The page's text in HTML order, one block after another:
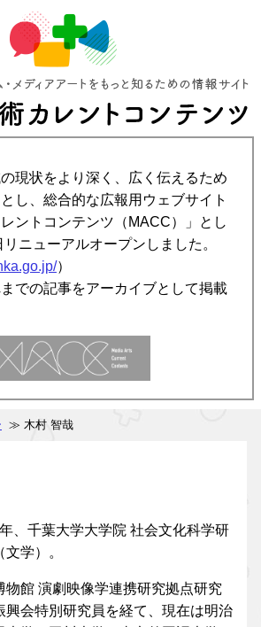
現状をより深く、広く伝えるため
し、総合的な広報用ウェブサイト
レントコンテンツ（MACC）」とし
ニューアルオープンしました。
）
での記事をアーカイブとして掲載
≫ 木村 智哉
、千葉大学大学院 社会文化科学研
学）。
物館 演劇映像学連携研究拠点研究
興会特別研究員を経て、現在は明治